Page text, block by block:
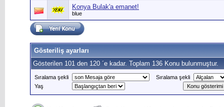
Konya Bulak'a emanet!
blue
Gösteriliş ayarları
Gösterilen 101 den 120 ´e kadar. Toplam 136 Konu bulunmuştur.
Sıralama şekli
Sıralama şekli
Yaş